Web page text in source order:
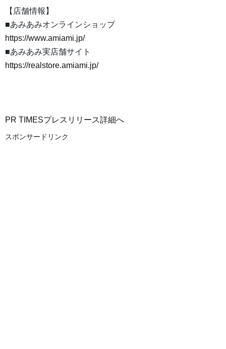
【店舗情報】
■あみあみオンラインショップ
https://www.amiami.jp/
■あみあみ実店舗サイト
https://realstore.amiami.jp/
PR TIMESプレスリリース詳細へ
スポンサードリンク